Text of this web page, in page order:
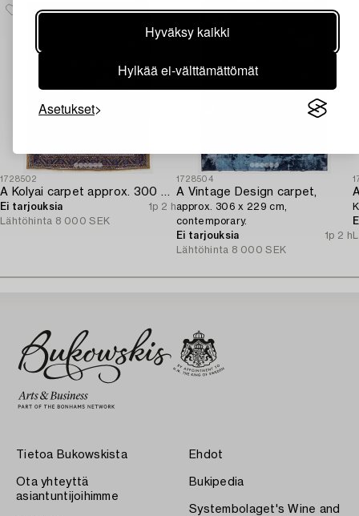
Hyväksy kaikki
Hylkää ei-välttämättömät
Asetukset
1728502
Ei tarjouksia
1p 2 h
Lähtöhinta 8 000 SEK
1728504
A Vintage Design carpet,
approx. 306 x 229 cm,
contemporary.
Ei tarjouksia
1p 2 h
Lähtöhinta 8 000 SEK
Tietoa Bukowskista
Ota yhteyttä
asiantuntijoihimme
Ehdot
Bukipedia
Systembolaget's Wine and